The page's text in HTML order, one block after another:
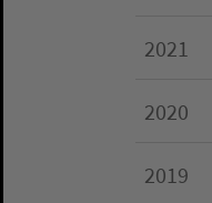
2021
2020
2019